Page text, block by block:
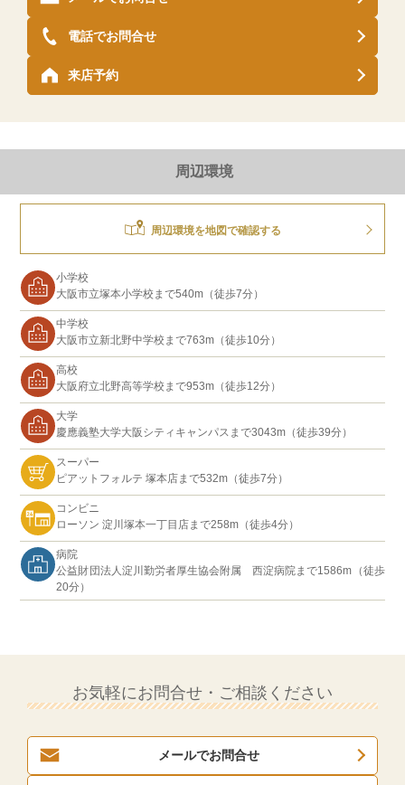
来店予約
電話でお問合せ
周辺環境
周辺環境を地図で確認する
小学校
大阪市立塚本小学校まで540m（徒歩7分）
中学校
大阪市立新北野中学校まで763m（徒歩10分）
高校
大阪府立北野高等学校まで953m（徒歩12分）
大学
慶應義塾大学大阪シティキャンパスまで3043m（徒歩39分）
スーパー
ピアットフォルテ 塚本店まで532m（徒歩7分）
コンビニ
ローソン 淀川塚本一丁目店まで258m（徒歩4分）
病院
公益財団法人淀川勤労者厚生協会附属 西淀病院まで1586m（徒歩
20分）
お気軽にお問合せ・ご相談ください
メールでお問合せ